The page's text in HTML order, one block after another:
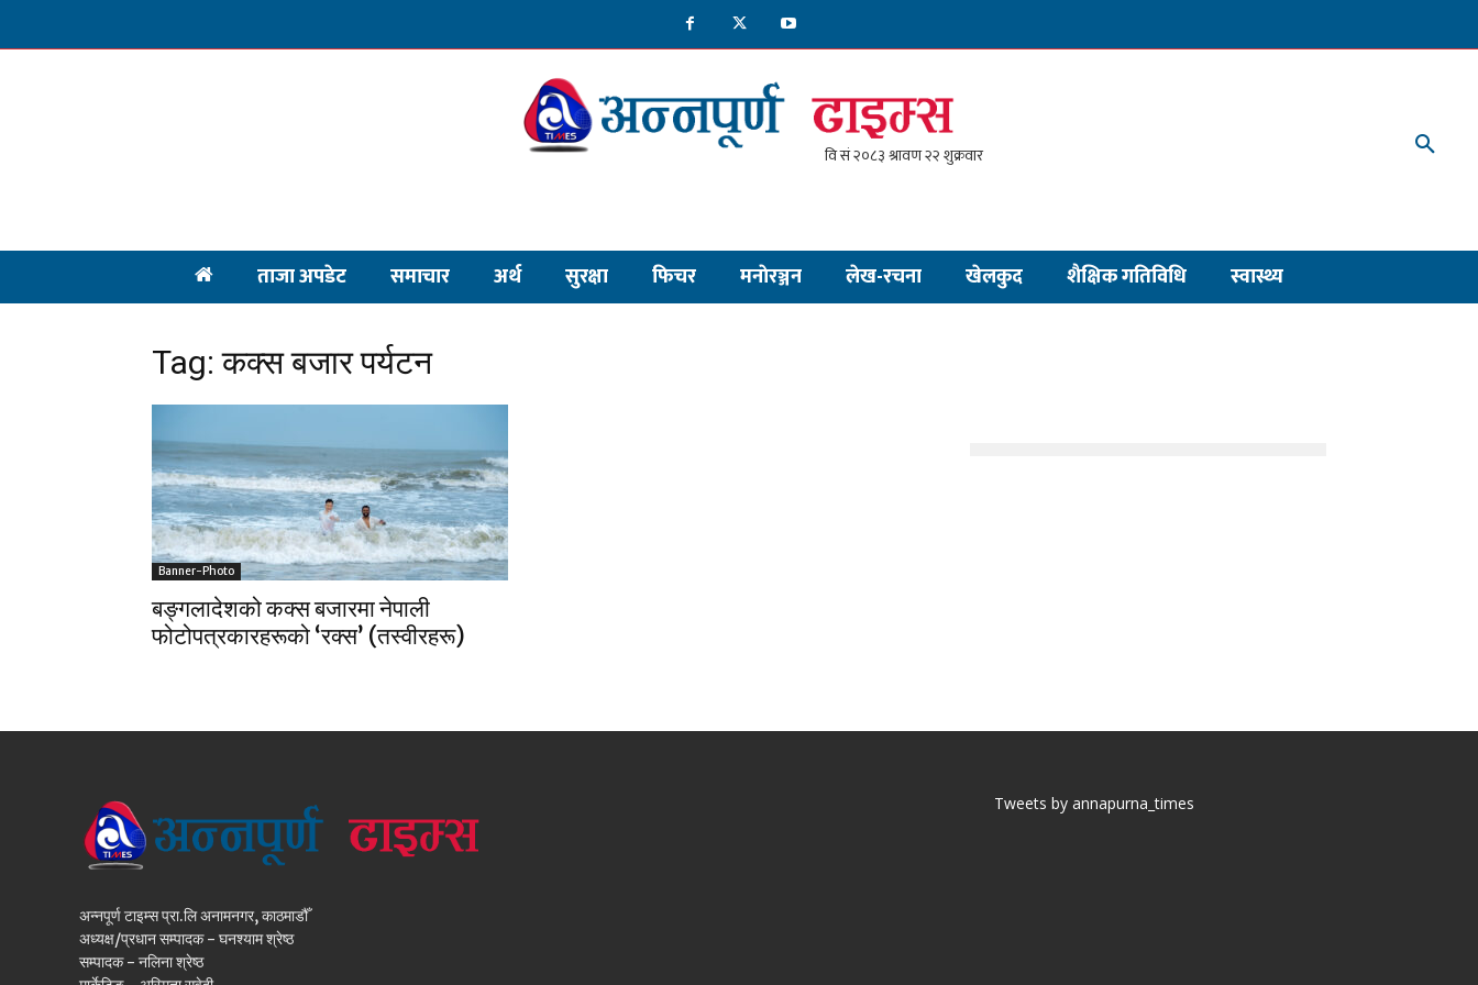
ताजा अपडेट समाचार अर्थ सुरक्षा फिचर मनाेरञ्जन लेख-रचना खेलकुद शैक्षिक गतिविधि स्वास्थ्य
Tag: कक्स बजार पर्यटन
Banner-Photo
बङ्गलादेशको कक्स बजारमा नेपाली
फोटोपत्रकारहरूको ‘रक्स’ (तस्वीरहरू)
अन्नपूर्ण टाइम्स प्रा.लि अनामनगर, काठमाडौँ
अध्यक्ष/प्रधान सम्पादक - घनश्याम श्रेष्ठ
सम्पादक - नलिना श्रेष्ठ
Tweets by annapurna_times